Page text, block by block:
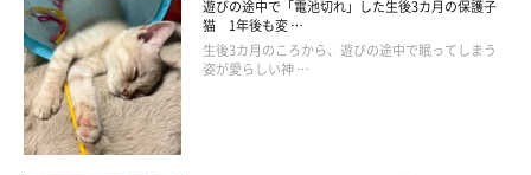
遊びの途中で「電池切れ」した生後3カ月の保護子
猫 1年後も変 …
生後3カ月のころから、遊びの途中で眠ってしまう
姿が愛らしい神 …